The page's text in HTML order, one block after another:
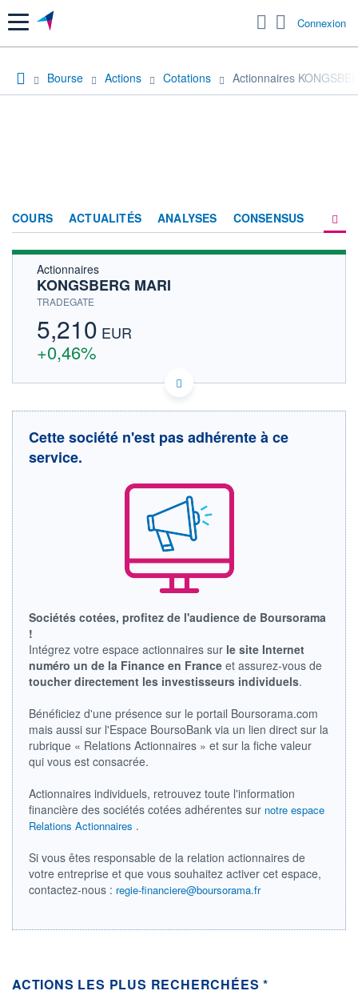
Menu Connexion
Bourse Actions Cotations Actionnaires
COURS ACTUALITÉS ANALYSES CONSENSUS
Actionnaires
KONGSBERG MARI
TRADEGATE
5,210 EUR
+0,46%
NO0013697029 Z4Q
Cotation sur les autres places
10h22 11h02
CLÔTURE VEILLE
+ HAUT + BAS
VOLUME
350 0,00%
VALORISATION DERNIER ÉCHANGE
LIMITE À LA
BAISSE
0,000
LIMITE À LA
HAUSSE
0,000
- -
DERNIER
-
PROCHAIN
DIVIDENDE
ÉLIGIBILITÉ
+ PORTEFEUILLE
Cette société n'est pas adhérente à ce
service.
Sociétés cotées, profitez de l'audience de Boursorama
!
Intégrez votre espace actionnaires sur le site Internet
numéro un de la Finance en France et assurez-vous de
toucher directement les investisseurs individuels.
Bénéficiez d'une présence sur le portail Boursorama.com
mais aussi sur l'Espace BoursoBank via un lien direct sur la
rubrique « Relations Actionnaires » et sur la fiche valeur
qui vous est consacrée.
Actionnaires individuels, retrouvez toute l'information
financière des sociétés cotées adhérentes sur notre espace
Relations Actionnaires .
Si vous êtes responsable de la relation actionnaires de
votre entreprise et que vous souhaitez activer cet espace,
contactez-nous : regie-financiere@boursorama.fr
ACTIONS LES PLUS RECHERCHÉES *